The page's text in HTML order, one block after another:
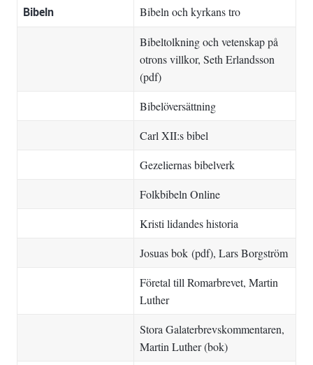
Bibeln Bibeln och kyrkans tro
Bibeltolkning och vetenskap på
otrons villkor, Seth Erlandsson
(pdf)
Bibelöversättning
Carl XII:s bibel
Gezeliernas bibelverk
Folkbibeln Online
Kristi lidandes historia
Josuas bok (pdf), Lars Borgström
Företal till Romarbrevet, Martin
Luther
Stora Galaterbrevskommentaren,
Martin Luther (bok)